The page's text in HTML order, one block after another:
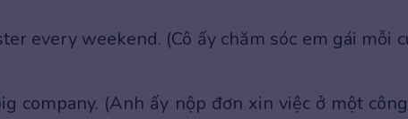
every weekend. (Cô ấy chăm sóc em gái mỗi
company. (Anh ấy nộp đơn xin việc ở một